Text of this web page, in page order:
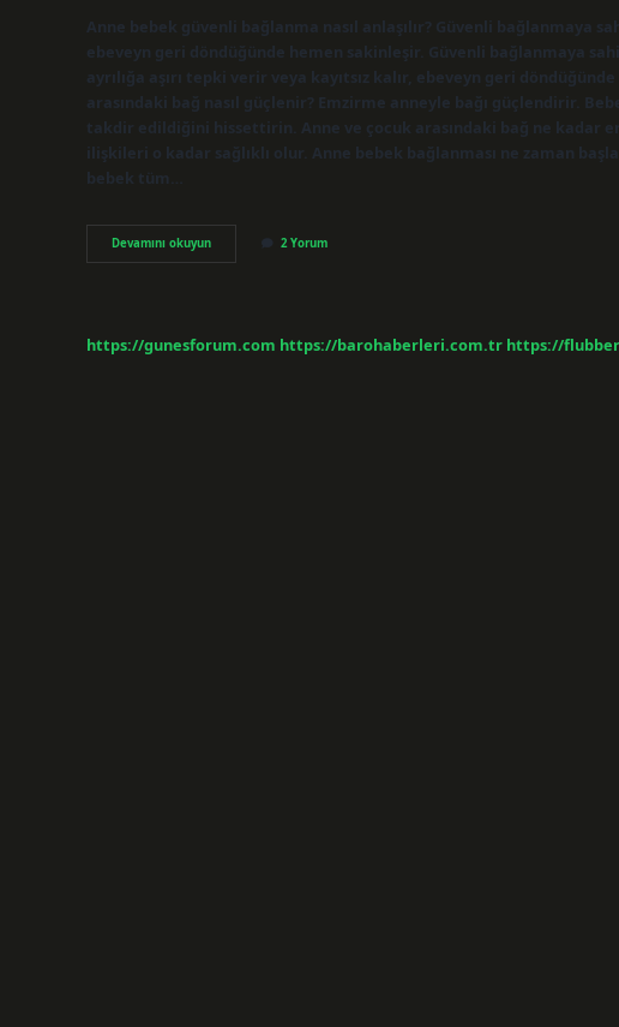
Anne bebek güvenli bağlanma nasıl anlaşılır? Güvenli bağlanmaya
ebeveyn geri döndüğünde hemen sakinleşir. Güvenli bağlanmaya
ayrılığa aşırı tepki verir veya kayıtsız kalır, ebeveyn geri
arasındaki bağ nasıl güçlenir? Emzirme anneyle bağı güçlendirir.
takdir edildiğini hissettirin. Anne ve çocuk arasındaki bağ ne kadar
ilişkileri o kadar sağlıklı olur. Anne bebek bağlanması ne zaman
bebek tüm…
Devamını okuyunAnne
Ile
Güçlenir
2 Yorum
https://gunesforum.com https://barohaberleri.com.tr https://